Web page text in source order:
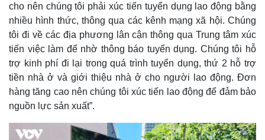
cho nên chúng tôi phải xúc tiến tuyển dụng lao động bằng
nhiều hình thức, thông qua các kênh mạng xã hội. Chúng
tôi đi về các địa phương lân cận thông qua Trung tâm xúc
tiến việc làm để nhờ thông báo tuyển dụng. Chúng tôi hỗ
trợ kinh phí đi lại trong quá trình tuyển dụng, thứ 2 hỗ trợ
tiền nhà ở và giới thiệu nhà ở cho người lao động. Đơn
hàng tăng cao nên chúng tôi xúc tiến lao động để đảm bảo
nguồn lực sản xuất”.